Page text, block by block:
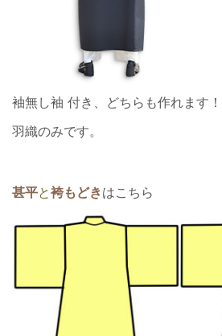
袖無し袖 付き、どちらも作れます！
羽織のみです。
甚平と袴もどきはこちら